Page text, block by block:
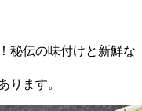
秘伝の味付けと新鮮な
ります。